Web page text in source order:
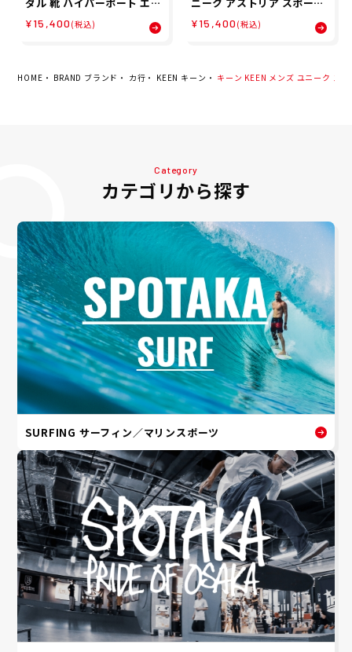
ダル 靴 ハイパーポート エイ
028652 メンズ 男性
¥15,400 (税込)
ニーク アストリア スポーツ
¥15,400 (税込)
HOME BRAND ブランド カ行 KEEN キーン キーン KEEN メンズ ユニーク ス
Category
カテゴリから探す
SURFING サーフィン／マリンスポーツ